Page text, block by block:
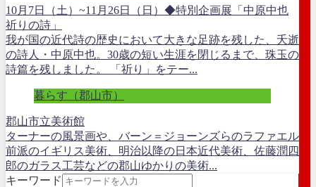
10月7日（土）~11月26日（日）◆特別企画展「中原中也
祈りの詩」
我が国の近代詩の歴史において大きな足跡を残した、夭逝
の詩人・中原中也。30歳の短い生涯を閉じるまで、珠玉の
詩篇を残しました。 「祈り」をテー...
暮らす（郡山市）
郡山市立美術館
ターナーの風景画や、バーン＝ジョーンズらのラファエル
前派のイギリス美術、明治以降の日本近代美術、佐藤潤四
郎のガラス工芸などの郡山ゆかりの美術...
キーワード